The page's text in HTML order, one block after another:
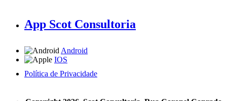
App Scot Consultoria
Android
IOS
Política de Privacidade